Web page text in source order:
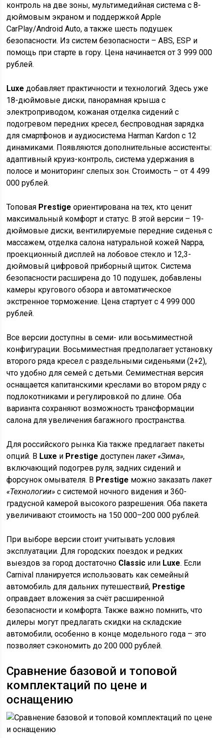
контроль на две зоны, мультимедийная система с 8-
дюймовым экраном и поддержкой Apple
CarPlay/Android Auto, а также шесть подушек
безопасности. Из систем безопасности – ABS, ESP и
помощь при старте в гору. Цена начинается от 3 999 000
рублей.
Luxe добавляет практичности и технологий. Здесь уже
18-дюймовые диски, панорамная крыша с
электроприводом, кожаная отделка сидений с
подогревом передних кресел, беспроводная зарядка
для смартфонов и аудиосистема Harman Kardon с 12
динамиками. Появляются дополнительные ассистенты:
адаптивный круиз-контроль, система удержания в
полосе и мониторинг слепых зон. Стоимость – от 4 499
000 рублей.
Топовая Prestige ориентирована на тех, кто ценит
максимальный комфорт и статус. В этой версии – 19-
дюймовые диски, вентилируемые передние сиденья с
массажем, отделка салона натуральной кожей Nappa,
проекционный дисплей на лобовое стекло и 12,3-
дюймовый цифровой приборный щиток. Система
безопасности расширена до 10 подушек, добавлены
камеры кругового обзора и автоматическое
экстренное торможение. Цена стартует с 4 999 000
рублей.
Все версии доступны в семи- или восьмиместной
конфигурации. Восьмиместная предполагает установку
второго ряда кресел с раздельными сиденьями (2+2),
что удобно для семей с детьми. Семиместная версия
оснащается капитанскими креслами во втором ряду с
подлокотниками и регулировкой по длине. Оба
варианта сохраняют возможность трансформации
салона для увеличения багажного пространства.
Для российского рынка Kia также предлагает пакеты
опций. В Luxe и Prestige доступенпакет «Зима»,
включающий подогрев руля, задних сидений и
форсунок омывателя. В Prestige можно заказатьпакет
«Технологии» с системой ночного видения и 360-
градусной камерой высокого разрешения. Оба пакета
увеличивают стоимость на 150 000–200 000 рублей.
При выборе версии стоит учитывать условия
эксплуатации. Для городских поездок и редких
выездов за город достаточно Classic или Luxe. Если
Carnival планируется использовать как семейный
автомобиль для дальних путешествий, Prestige
оправдает вложения за счёт расширенной
безопасности и комфорта. Также важно помнить, что
дилеры могут предлагать скидки на складские
автомобили, особенно в конце модельного года – это
позволяет сэкономить до 200 000 рублей.
Сравнение базовой и топовой
комплектаций по цене и
оснащению